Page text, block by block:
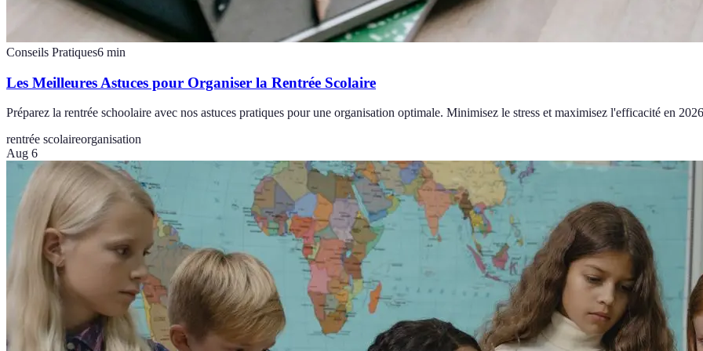
Conseils Pratiques6 min
Les Meilleures Astuces pour Organiser la Rentrée Scolaire
Préparez la rentrée schoolaire avec nos astuces pratiques pour une organisation optimale. Minimisez le stress et maximisez l'efficacité en
rentrée scolaireorganisation
Aug 6